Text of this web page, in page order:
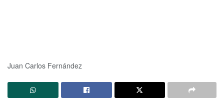
Juan Carlos Fernández